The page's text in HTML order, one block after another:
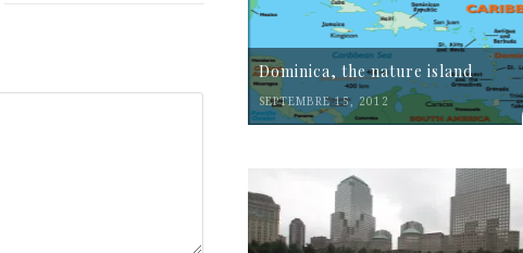
Dominica, the nature island
SEPTEMBRE 15, 2012